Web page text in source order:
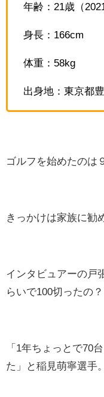
年齢：21歳（
身長：166cm
体重：58kg
出身地：東京都
ゴルフを始めたのは
きっかけは家族に勧
インタビュアーの戸
らいで100切ったの
「1年ちょっとで70
た」と稲見萌寧選手。